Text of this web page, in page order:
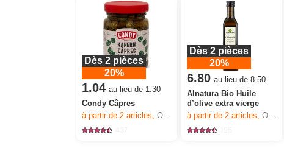
Dès 2 pièces
20%
1.04 au lieu de 1.30
Condy Câpres
à partir de 2articles,Offre valable du 6.8 au 12.8.2026, jusqu’à épuisement du stock.
Dès 2 pièces
20%
6.80 au lieu de 8.50
Alnatura Bio Huile
d’olive extra vierge
à partir de 2articles,Offre valable du 6.8 au 12.8.2026, jusqu’à épuisement du stock.